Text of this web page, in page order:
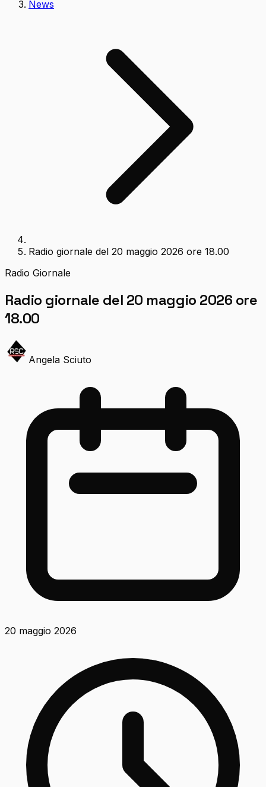
News
Radio giornale del 20 maggio 2026 ore 18.00
Radio Giornale
Radio giornale del 20 maggio 2026 ore
18.00
Angela Sciuto
20 maggio 2026